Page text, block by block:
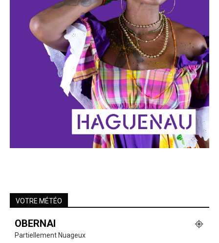
VOTRE MÉTÉO
OBERNAI
Partiellement Nuageux